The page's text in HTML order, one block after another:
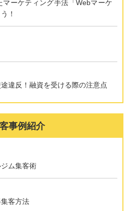
ーケティング手法「Webマーケ
！
違反！融資を受ける際の注意点
事例紹介
ム集客術
客方法